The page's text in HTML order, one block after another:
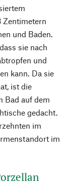
Zentimetern
und Baden.
sie nach
und
kann. Da sie
ist die
Bad auf dem
gedacht.
im
im